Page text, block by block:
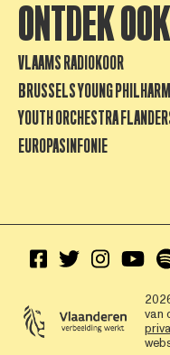
ONTDEK OOK
VLAAMS RADIOKOOR
BRUSSELS YOUNG
YOUTH ORCHESTRA
EUROPASINFONIE
van